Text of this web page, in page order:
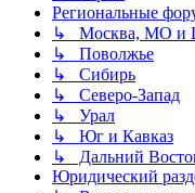
Региональные
↳ Москва, МО и
↳ Поволжье
↳ Сибирь
↳ Северо-Запад
↳ Урал
↳ Юг и Кавказ
↳ Дальний
Юридический